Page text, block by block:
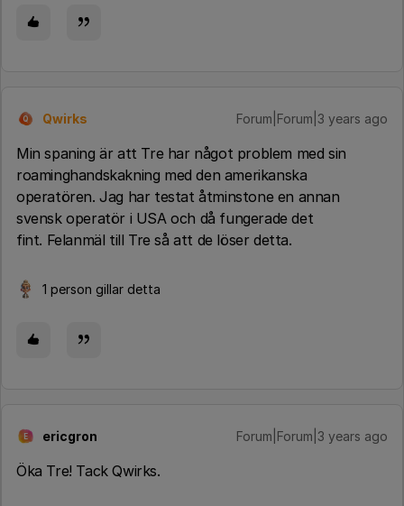
Q Qwirks Forum|Forum|3 years ago
Min spaning är att Tre har något problem med sin
roaminghandskakning med den amerikanska
operatören. Jag har testat åtminstone en annan
svensk operatör i USA och då fungerade det
fint. Felanmäl till Tre så att de löser detta.
1 person gillar detta
E ericgron Forum|Forum|3 years ago
Öka Tre! Tack Qwirks.